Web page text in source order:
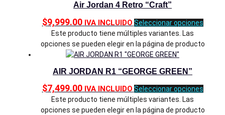
Air Jordan 4 Retro “Craft”
$9,999.00 IVA INCLUIDO Seleccionar opciones
Este producto tiene múltiples variantes. Las
opciones se pueden elegir en la página de producto
AIR JORDAN R1 “GEORGE GREEN”
$7,499.00 IVA INCLUIDO Seleccionar opciones
Este producto tiene múltiples variantes. Las
opciones se pueden elegir en la página de producto